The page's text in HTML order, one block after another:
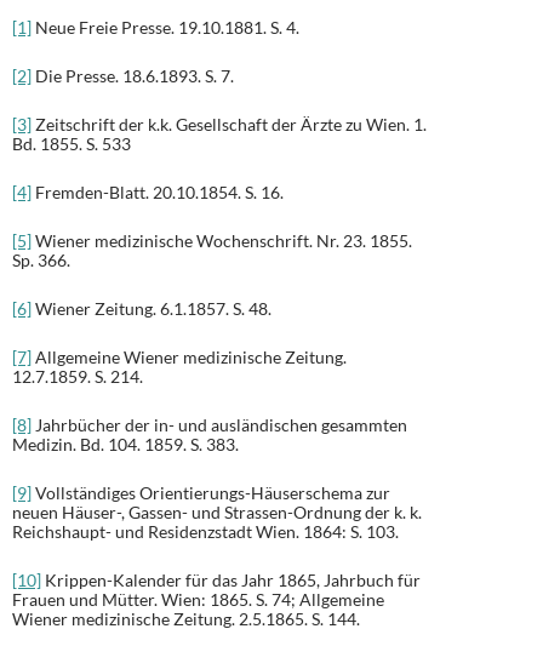
[1] Neue Freie Presse. 19.10.1881. S. 4.
[2] Die Presse. 18.6.1893. S. 7.
[3]Zeitschrift der k.k. Gesellschaft der Ärzte zu Wien. 1.
Bd. 1855. S. 533
[4] Fremden-Blatt. 20.10.1854. S. 16.
[5]Wiener medizinische Wochenschrift. Nr. 23. 1855.
Sp. 366.
[6]Wiener Zeitung. 6.1.1857. S. 48.
[7]Allgemeine Wiener medizinische Zeitung.
12.7.1859. S. 214.
[8] Jahrbücher der in- und ausländischen gesammten
Medizin. Bd. 104. 1859. S. 383.
[9]Vollständiges Orientierungs-Häuserschema zur
neuen Häuser-, Gassen- und Strassen-Ordnung der k. k.
Reichshaupt- und Residenzstadt Wien. 1864: S. 103.
[10] Krippen-Kalender für das Jahr 1865, Jahrbuch für
Frauen und Mütter. Wien: 1865. S. 74; Allgemeine
Wiener medizinische Zeitung. 2.5.1865. S. 144.